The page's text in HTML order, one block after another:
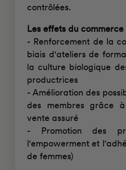
contrôlées.
Les effets du
- Renforcement de la
biais d'ateliers de
la culture biologique
productrices
- Amélioration des
des membres grâce
vente assuré
- Promotion des
l'empowerment et
de femmes)